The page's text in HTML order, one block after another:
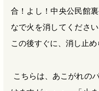
合！よし！中央公民館
なで火を消してくださ
この後すぐに、消し止め
こちらは、あこがれの